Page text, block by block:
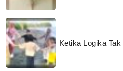
Ketika Logika